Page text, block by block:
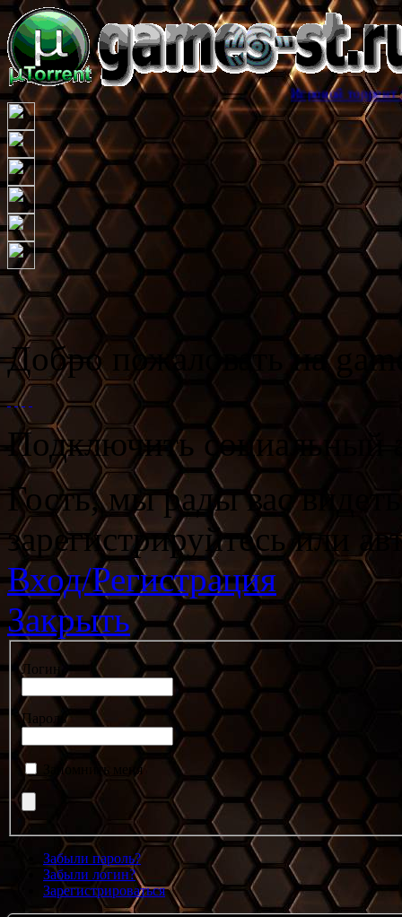
Игровой торрент трекер
Добро пожаловать на
Подключить социальный
Гость, мы рады вас
зарегистрируйтесь или
Вход/Регистрация
Закрыть
Логин
Пароль
Запомнить меня
Забыли пароль?
Забыли логин?
Зарегистрироваться